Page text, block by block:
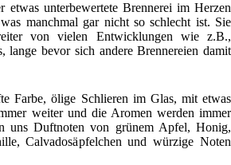
etwas unterbewertete Brennerei im Herzen
manchmal gar nicht so schlecht ist. Sie
von vielen Entwicklungen wie z.B.,
lange bevor sich andere Brennereien damit
Farbe, ölige Schlieren im Glas, mit etwas
weiter und die Aromen werden immer
uns Duftnoten von grünem Apfel, Honig,
Calvadosäpfelchen und würzige Noten